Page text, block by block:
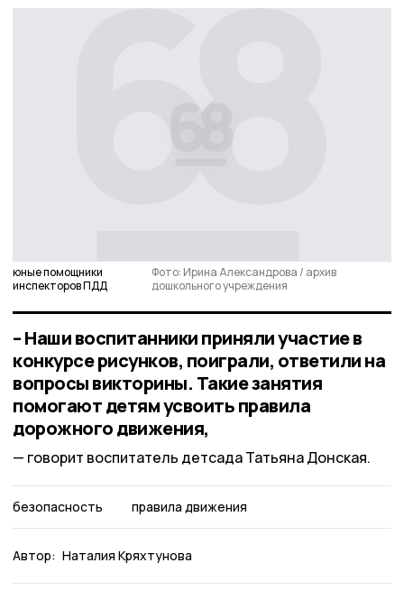
юные помощники
инспекторов ПДД
Фото: Ирина Александрова / архив
дошкольного учреждения
– Наши воспитанники приняли участие в
конкурсе рисунков, поиграли, ответили на
вопросы викторины. Такие занятия
помогают детям усвоить правила
дорожного движения,
говорит воспитатель детсада Татьяна Донская.
безопасность правила движения
Автор: Наталия Кряхтунова